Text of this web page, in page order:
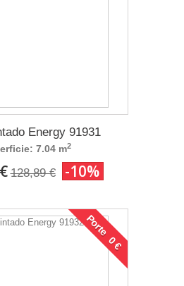
Energy 91931
7.04 m2
128,89 € -10%
Porte 0 €